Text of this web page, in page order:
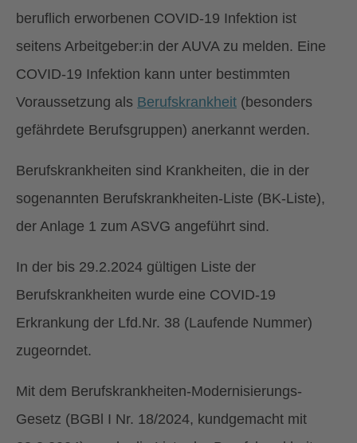
beruflich erworbenen COVID-19 Infektion ist
seitens Arbeitgeber:in der AUVA zu melden. Eine
COVID-19 Infektion kann unter bestimmten
Voraussetzung als Berufskrankheit (besonders
gefährdete Berufsgruppen) anerkannt werden.
Berufskrankheiten sind Krankheiten, die in der
sogenannten Berufskrankheiten-Liste (BK-Liste),
der Anlage 1 zum ASVG angeführt sind.
In der bis 29.2.2024 gültigen Liste der
Berufskrankheiten wurde eine COVID-19
Erkrankung der Lfd.Nr. 38 (Laufende Nummer)
zugeorndet.
Mit dem Berufskrankheiten-Modernisierungs-
Gesetz (BGBl I Nr. 18/2024, kundgemacht mit